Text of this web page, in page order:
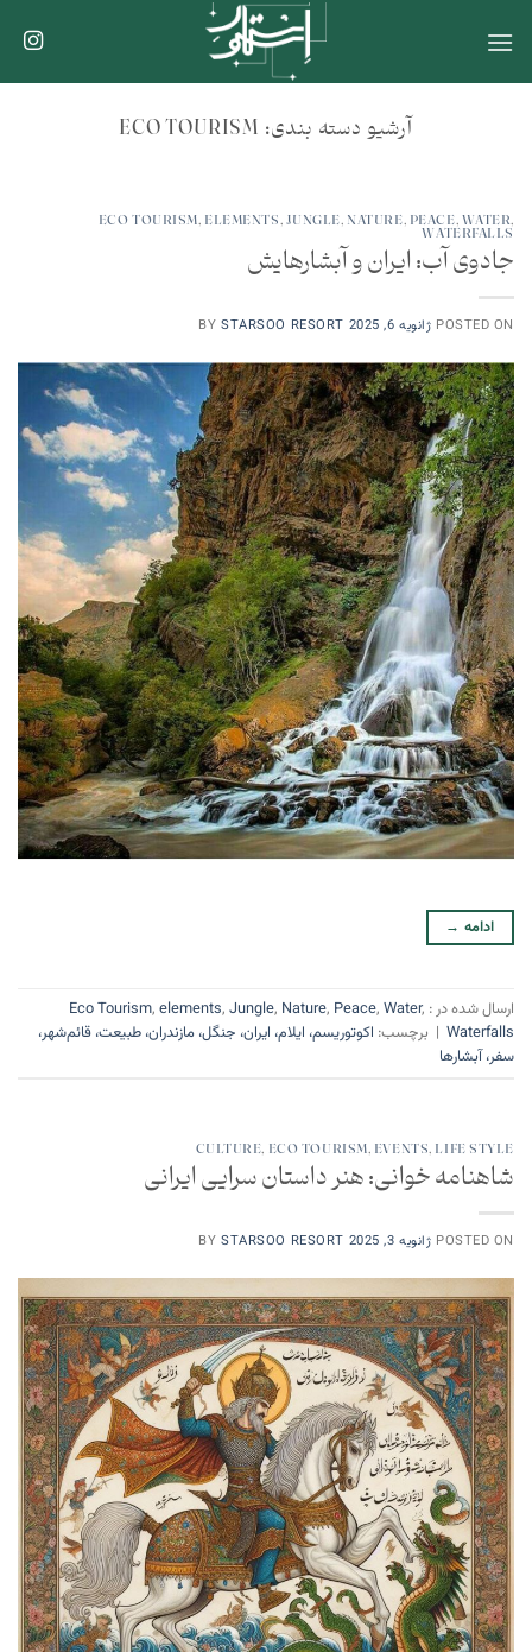
آرشیو دسته بندی: ECO TOURISM
ECO TOURISM, ELEMENTS,JUNGLE, NATURE, PEACE,WATER,
WATERFALLS
جادوی آب: ایران و آبشارهایش
POSTED ON ژانویه 6, 2025 BYSTARSOO RESORT
ادامه →
ارسال شده در : Eco Tourism, elements, Jungle, Nature, Peace, Water,
Waterfalls
| برچسب: اکوتوریسم، ایلام، ایران، جنگل، مازندران، طبیعت، قائم‌شهر،
سفر، آبشارها
CULTURE, ECO TOURISM, EVENTS, LIFE STYLE
شاهنامه خوانی: هنر داستان سرایی ایرانی
POSTED ON ژانویه 3, 2025 BYSTARSOO RESORT